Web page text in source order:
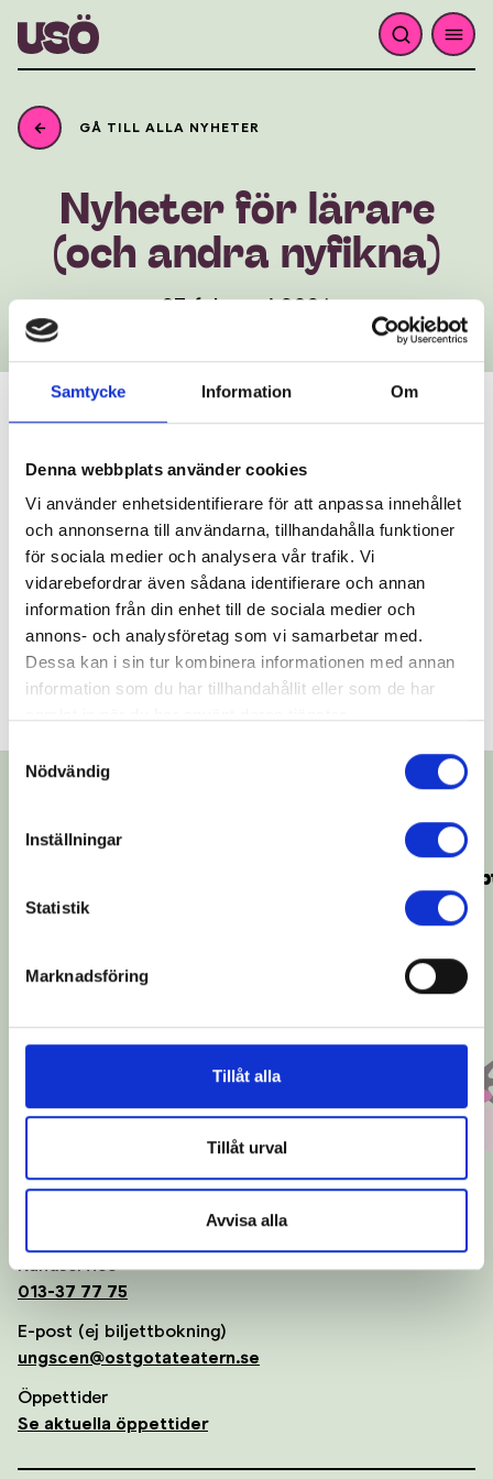
Samtycke Information Om
Denna webbplats använder cookies
Vi använder enhetsidentifierare för att anpassa innehållet
och annonserna till användarna, tillhandahålla funktioner
för sociala medier och analysera vår trafik. Vi
vidarebefordrar även sådana identifierare och annan
information från din enhet till de sociala medier och
annons- och analysföretag som vi samarbetar med.
Dessa kan i sin tur kombinera informationen med annan
information som du har tillhandahållit eller som de har
Du kan när som helst ändra ditt val. För att återkalla eller
ändra ditt samtycke klickar du på den runda symbolen
Samtyckesval
Nödvändig
Inställningar
Statistik
Marknadsföring
Tillåt alla
Tillåt urval
Avvisa alla
GÅ TILL ALLA NYHETER
Nyheter för lärare
(och andra nyfikna)
27 februari 2026
utbud för skolor
Nu har du som prenumererar på vårt nyhetsbrev tagit
emot det senaste utskicket, där vi berättar om vårens
föreställningar.
Läs nyhetsbrevet här
5 AUGUSTI 2026
Lärarkväll 1
17 JUNI 2026
- En del av Scenkonst Öst
Kundservice
013-37 77 75
E-post (ej biljettbokning)
ungscen@ostgotateatern.se
Öppettider
Se aktuella öppettider